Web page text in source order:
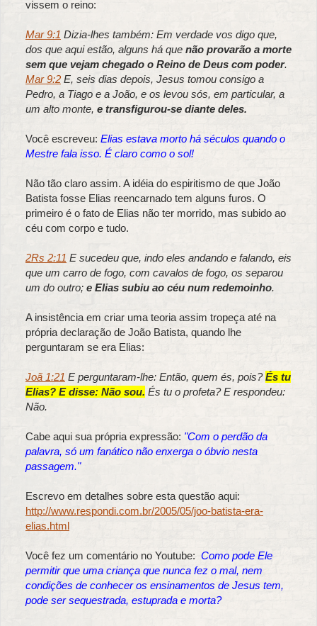
vissem o reino:
Mar 9:1 Dizia-lhes também: Em verdade vos digo que,
dos que aqui estão, alguns há que não provarão a morte
sem que vejam chegado o Reino de Deus com poder.
Mar 9:2 E, seis dias depois, Jesus tomou consigo a
Pedro, a Tiago e a João, e os levou sós, em particular, a
um alto monte, e transfigurou-se diante deles.
Você escreveu: Elias estava morto há séculos quando o
Mestre fala isso. É claro como o sol!
Não tão claro assim. A idéia do espiritismo de que João
Batista fosse Elias reencarnado tem alguns furos. O
primeiro é o fato de Elias não ter morrido, mas subido ao
céu com corpo e tudo.
2Rs 2:11 E sucedeu que, indo eles andando e falando, eis
que um carro de fogo, com cavalos de fogo, os separou
um do outro; e Elias subiu ao céu num redemoinho.
A insistência em criar uma teoria assim tropeça até na
própria declaração de João Batista, quando lhe
perguntaram se era Elias:
Joã 1:21 E perguntaram-lhe: Então, quem és, pois?És tu
Elias? E disse: Não sou. És tu o profeta? E respondeu:
Não.
Cabe aqui sua própria expressão: "Com o perdão da
palavra, só um fanático não enxerga o óbvio nesta
passagem."
Escrevo em detalhes sobre esta questão aqui:
http://www.respondi.com.br/2005/05/joo-batista-era-
elias.html
Você fez um comentário no Youtube: Como pode Ele
permitir que uma criança que nunca fez o mal, nem
condições de conhecer os ensinamentos de Jesus tem,
pode ser sequestrada, estuprada e morta?